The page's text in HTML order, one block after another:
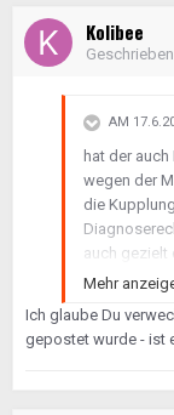
Kolibee
AM
hat der
wegen der
die
auch gezielt
behoben
diesem
Mehr
Ich glaube Du
gepostet wurde - ist